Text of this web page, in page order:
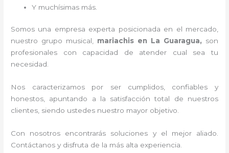
Y muchísimas más.
Somos una empresa experta posicionada en el mercado,
nuestro grupo musical, mariachis en La Guaragua, son
profesionales con capacidad de atender cual sea tu
necesidad.
Nos caracterizamos por ser cumplidos, confiables y
honestos, apuntando a la satisfacción total de nuestros
clientes, siendo ustedes nuestro mayor objetivo.
Con nosotros encontrarás soluciones y el mejor aliado.
Contáctanos y disfruta de la más alta experiencia.